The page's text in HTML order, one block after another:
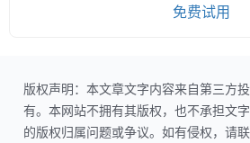
免费试用
版权声明：本文章文字内容来自第三方
有。本网站不拥有其版权，也不承担文
的版权归属问题或争议。如有侵权，请联